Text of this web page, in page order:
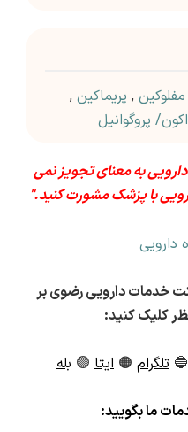
مفلوکین , پریماکین ,
پروگوانیل
به معنای تجویز نمی
با پزشک مشورت کنید."
خدمات دارویی رضوی بر
کلیک کنید:
🔵 تلگرام 🟠 ایتا 🟢 بله
ما بگویید: